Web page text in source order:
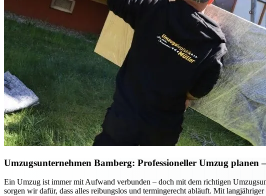
Umzugsunternehmen Bamberg: Professioneller Umzug planen
Ein Umzug ist immer mit Aufwand verbunden – doch mit dem richtigen
sorgen wir dafür, dass alles reibungslos und termingerecht abläuft. Mit